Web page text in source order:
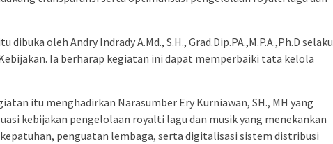
dibuka oleh Andry Indrady A.Md., S.H., Grad.Dip.PA.,M.P.A.,Ph.D selaku
Ia berharap kegiatan ini dapat memperbaiki tata kelola
itu menghadirkan Narasumber Ery Kurniawan, SH., MH yang
kebijakan pengelolaan royalti lagu dan musik yang menekankan
penguatan lembaga, serta digitalisasi sistem distribusi